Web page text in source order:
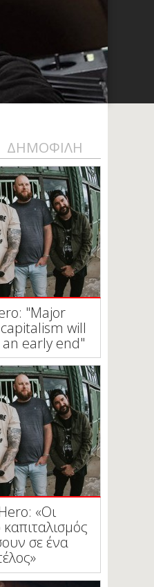
ΔΗΜΟΦΙΛΗ
"Major
will
early end"
«Οι
σε ένα